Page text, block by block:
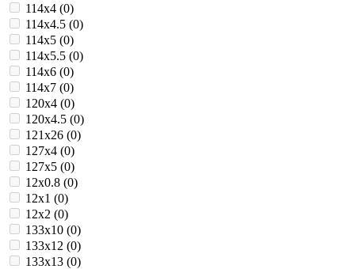
114х4 (0)
114х4.5 (0)
114х5 (0)
114х5.5 (0)
114х6 (0)
114х7 (0)
120х4 (0)
120х4.5 (0)
121х26 (0)
127х4 (0)
127х5 (0)
12х0.8 (0)
12х1 (0)
12х2 (0)
133х10 (0)
133х12 (0)
133х13 (0)